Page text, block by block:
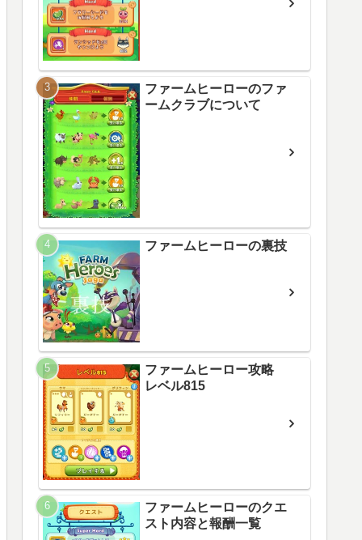
ファームヒーローのファ
ームクラブについて
ファームヒーローの裏技
ファームヒーロー攻略
レベル815
ファームヒーローのクエ
スト内容と報酬一覧